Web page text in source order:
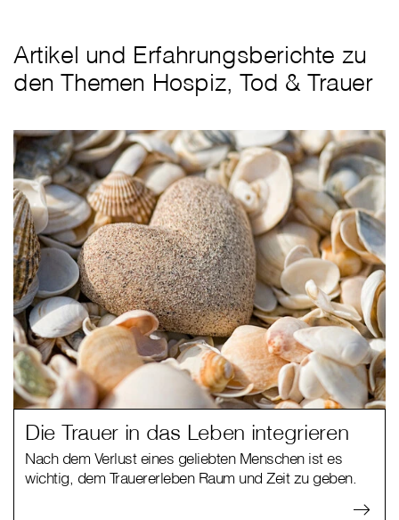
Artikel und Erfahrungsberichte zu
den Themen Hospiz, Tod & Trauer
Die Trauer in das Leben integrieren
Nach dem Verlust eines geliebten Menschen ist es
wichtig, dem Trauererleben Raum und Zeit zu geben.